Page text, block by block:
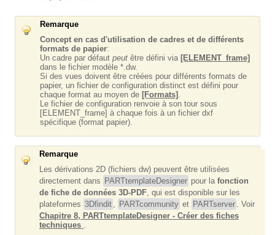
Remarque
Concept en cas d'utilisation de cadres et de différents
formats de papier:
Un cadre par défaut peut être défini via [ELEMENT_frame]
dans le fichier modèle *.dw.
Si des vues doivent être créées pour différents formats de
papier, un fichier de configuration distinct est défini pour
chaque format au moyen de [Formats] .
Le fichier de configuration renvoie à son tour sous
[ELEMENT_frame] à chaque fois à un fichier dxf
spécifique (format papier).
Remarque
Les dérivations 2D (fichiers dw) peuvent être utilisées
directement dans PARTtemplateDesigner pour la fonction
de fiche de données 3D-PDF, qui est disponible sur les
plateformes 3Dfindit , PARTcommunity et PARTserver . Voir
Chapitre 8, PARTtemplateDesigner - Créer des fiches
techniques .